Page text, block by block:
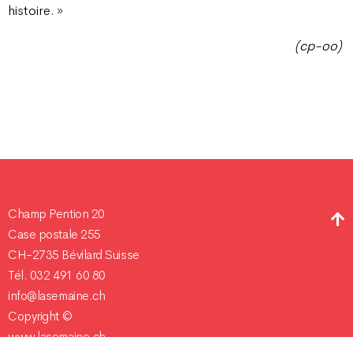
histoire. »
(cp-oo)
Champ Pention 20
Case postale 255
CH-2735 Bévilard Suisse
Tél. 032 491 60 80
info@lasemaine.ch
Copyright ©